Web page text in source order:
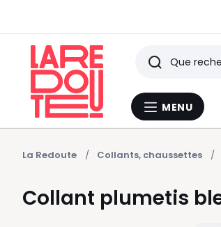
Menu
MENU
Rechercher
vus
La Redoute Collants, chaussettes
Collant plumetis